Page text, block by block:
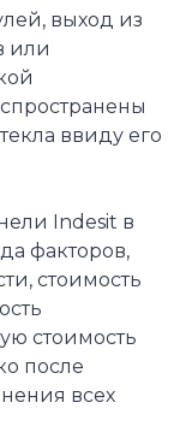
выход из
или
ввиду его
Indesit в
факторов,
стоимость
стоимость
после
всех